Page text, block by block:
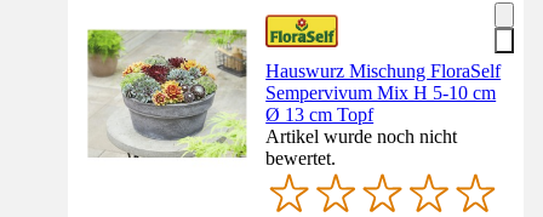
Hauswurz Mischung FloraSelf
Sempervivum Mix H 5-10 cm
Ø 13 cm Topf
Artikel wurde noch nicht
bewertet.